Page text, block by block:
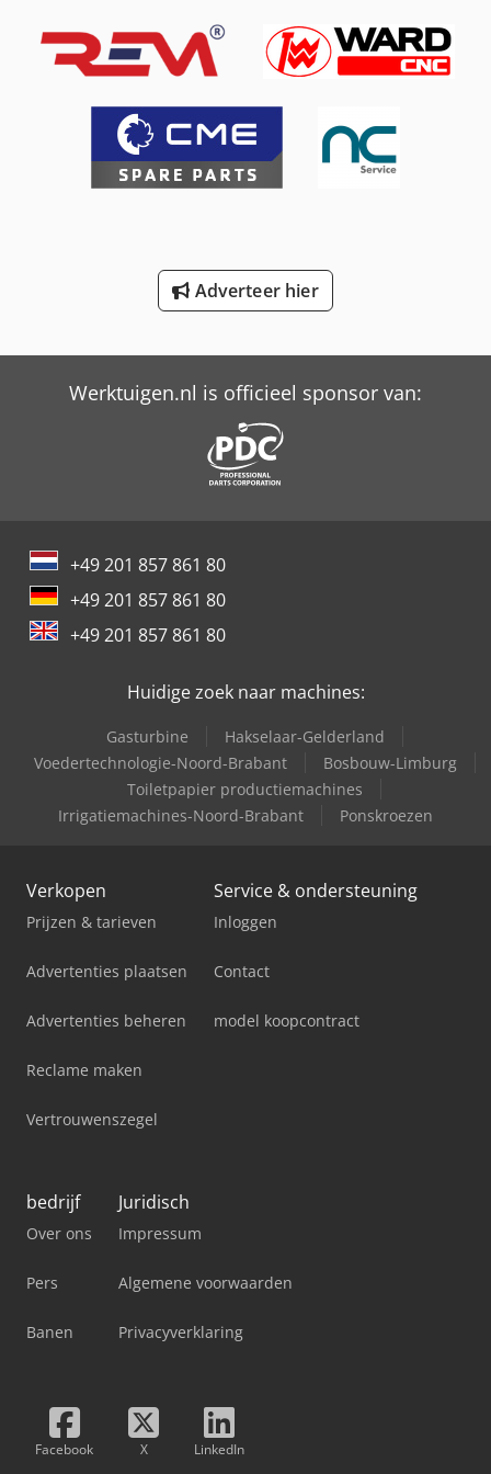
Schaffer 6370 T
Schaffer 6680 T
Schaffer 8610 T
Adverteer hier
Werktuigen.nl is officieel sponsor van:
+49 201 857 861 80
+49 201 857 861 80
+49 201 857 861 80
Huidige zoek naar machines:
Gasturbine
Hakselaar-Gelderland
Voedertechnologie-Noord-Brabant
Bosbouw-Limburg
Toiletpapier productiemachines
Irrigatiemachines-Noord-Brabant
Ponskroezen
Verkopen
Prijzen & tarieven
Advertenties plaatsen
Advertenties beheren
Reclame maken
Vertrouwenszegel
Service & ondersteuning
Inloggen
Contact
model koopcontract
bedrijf
Over ons
Pers
Banen
Juridisch
Impressum
Algemene voorwaarden
Privacyverklaring
Facebook X LinkedIn